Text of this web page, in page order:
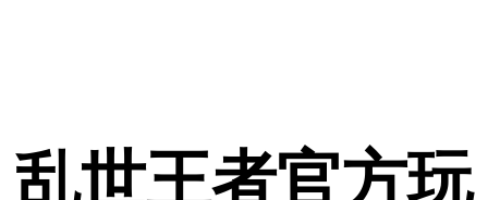
乱世王者官方玩